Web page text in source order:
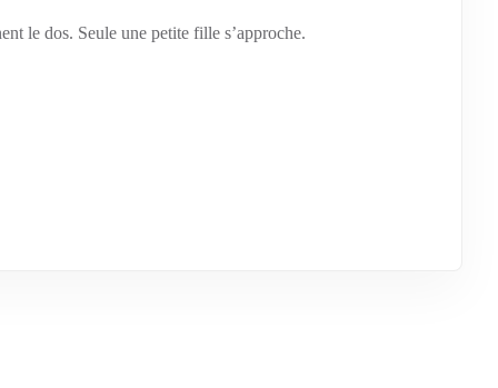
le dos. Seule une petite fille s’approche.